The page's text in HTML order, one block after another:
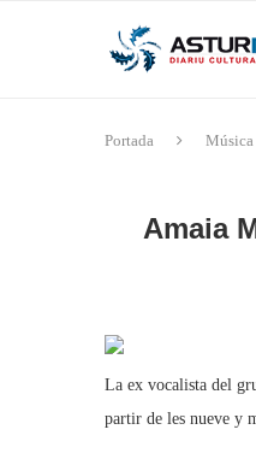
Portada Música
Amaia
La ex vocalista del
partir de les nueve y